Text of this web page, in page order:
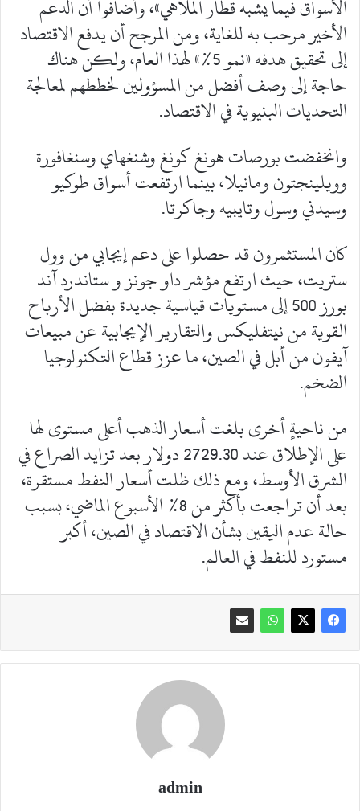
الأسواق فيما يشبه قطار الملاهي»، وأضافوا أن الدعم
الأخير مرحب به للغاية، ومن المرجح أن يدفع الاقتصاد
إلى تحقيق هدفه «نمو 5%» لهذا العام، ولكن هناك
حاجة إلى وصف أفضل من المسؤولين لخططهم لمعالجة
التحديات البنيوية في الاقتصاد.
وانخفضت بورصات هونغ كونغ وشنغهاي وسنغافورة
وويلينجتون ومانيلا، بينما ارتفعت أسواق طوكيو
وسيدني وسول وتايبيه وجاكرتا.
كان المستثمرون قد حصلوا على دعم إيجابي من وول
ستريت، حيث ارتفع مؤشر داو جونز و ستاندرد آند
بورز 500 إلى مستويات قياسية جديدة بفضل الأرباح
القوية من نيتفليكس والتقارير الإيجابية عن مبيعات
آيفون من أبل في الصين، ما عزز قطاع التكنولوجيا
الضخم.
من ناحيةٍ أخرى بلغت أسعار الذهب أعلى مستوى لها
على الإطلاق عند 2729.30 دولار بعد تزايد الصراع في
الشرق الأوسط، ومع ذلك ظلت أسعار النفط مستقرة،
بعد أن تراجعت بأكثر من 8% الأسبوع الماضي، بسبب
حالة عدم اليقين بشأن الاقتصاد في الصين، أكبر
مستورد للنفط في العالم.
admin